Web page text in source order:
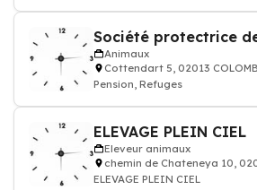
Animaux
Cottendart 5, 02013
Pension, Refuges
ELEVAGE PLEIN CIEL
Eleveur animaux
chemin de Chateneya 10,
ELEVAGE PLEIN CIEL